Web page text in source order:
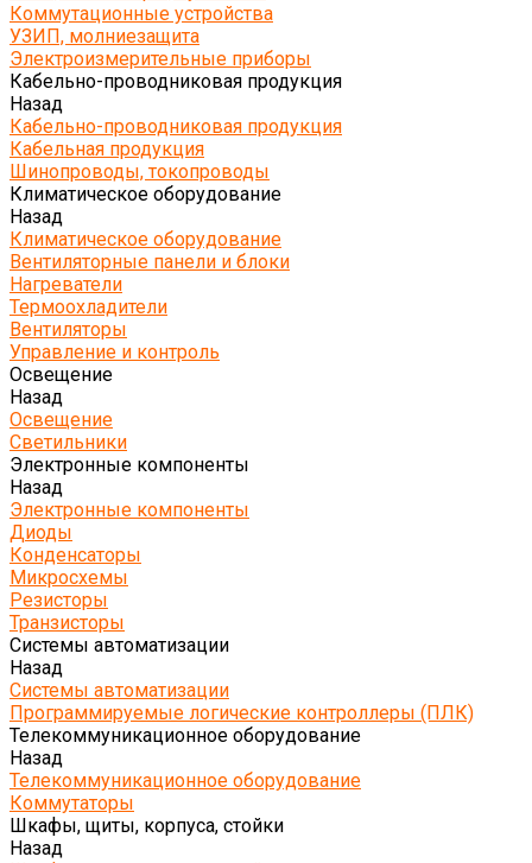
Коммутационные устройства
УЗИП, молниезащита
Электроизмерительные приборы
Кабельно-проводниковая продукция
Назад
Кабельно-проводниковая продукция
Кабельная продукция
Шинопроводы, токопроводы
Климатическое оборудование
Назад
Климатическое оборудование
Вентиляторные панели и блоки
Нагреватели
Термоохладители
Вентиляторы
Управление и контроль
Освещение
Назад
Освещение
Светильники
Электронные компоненты
Назад
Электронные компоненты
Диоды
Конденсаторы
Микросхемы
Резисторы
Транзисторы
Системы автоматизации
Назад
Системы автоматизации
Программируемые логические контроллеры (ПЛК)
Телекоммуникационное оборудование
Назад
Телекоммуникационное оборудование
Коммутаторы
Шкафы, щиты, корпуса, стойки
Назад